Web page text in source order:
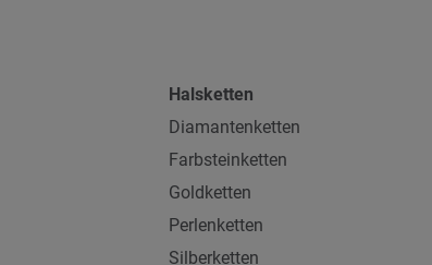
Halsketten
Diamantenketten
Farbsteinketten
Goldketten
Perlenketten
Silberketten